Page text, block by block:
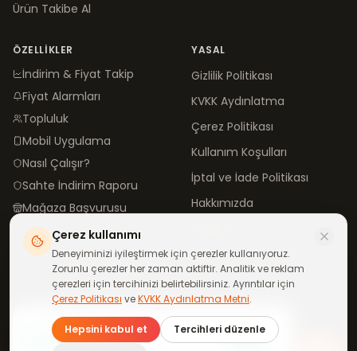
Ürün Takibe Al
ÖZELLIKLER
İndirim & Fiyat Takip
Fiyat Alarmları
Topluluk
Mobil Uygulama
Nasıl Çalışır?
Sahte İndirim Raporu
Mağaza Başvurusu
YASAL
Gizlilik Politikası
KVKK Aydınlatma
Çerez Politikası
Kullanım Koşulları
İptal ve İade Politikası
Hakkımızda
Blog
©2026neindirimde.com · Türkiye'de ile yapıldı
Çerez kullanımı
Deneyiminizi iyileştirmek için çerezler kullanıyoruz.
Zorunlu çerezler her zaman aktiftir. Analitik ve reklam
çerezleri için tercihinizi belirtebilirsiniz. Ayrıntılar için
Çerez Politikası veKVKK Aydınlatma Metni.
Hepsini kabul et
Tercihleri düzenle
Günün fırsatları
telefonuna gelsin
Katıl